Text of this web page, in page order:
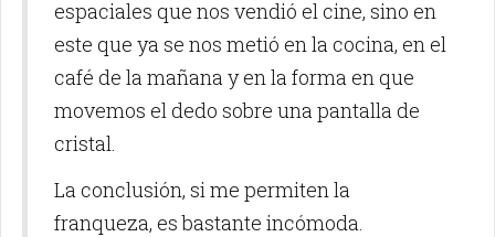
espaciales que nos vendió el cine, sino en
este que ya se nos metió en la cocina, en el
café de la mañana y en la forma en que
movemos el dedo sobre una pantalla de
cristal.
La conclusión, si me permiten la
franqueza, es bastante incómoda.